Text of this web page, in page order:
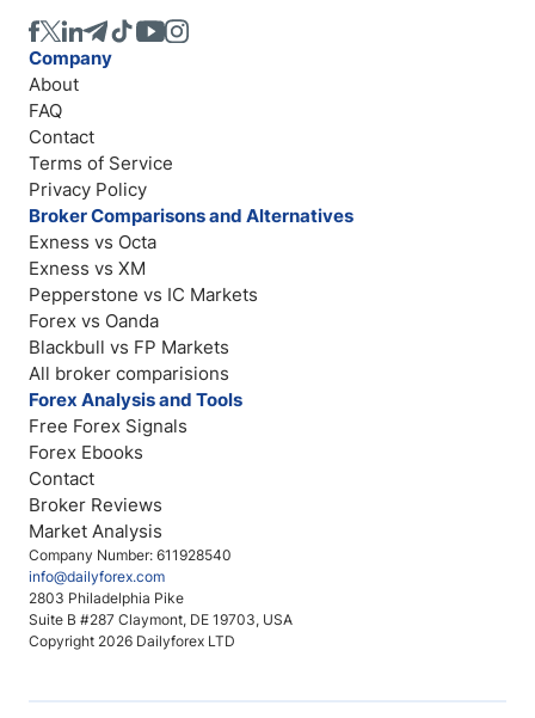
Company Number: 611928540
info@dailyforex.com
2803 Philadelphia Pike
Suite B #287 Claymont, DE 19703, USA
Copyright 2026 Dailyforex LTD
Company
About
FAQ
Contact
Terms of Service
Privacy Policy
Broker Comparisons and Alternatives
Exness vs Octa
Exness vs XM
Pepperstone vs IC Markets
Forex vs Oanda
Blackbull vs FP Markets
All broker comparisions
Forex Analysis and Tools
Free Forex Signals
Forex Ebooks
Contact
Broker Reviews
Market Analysis